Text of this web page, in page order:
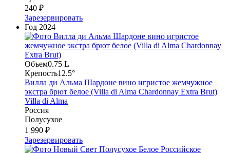
240 ₽
Зарезервировать
Год 2024
Объем0.75 L
Крепость12.5°
Вилла ди Альма Шардоне вино игристое жемчужное
экстра брют белое (Villa di Alma Chardonnay Extra Brut)
Villa di Alma
Россия
Полусухое
1 990 ₽
Зарезервировать